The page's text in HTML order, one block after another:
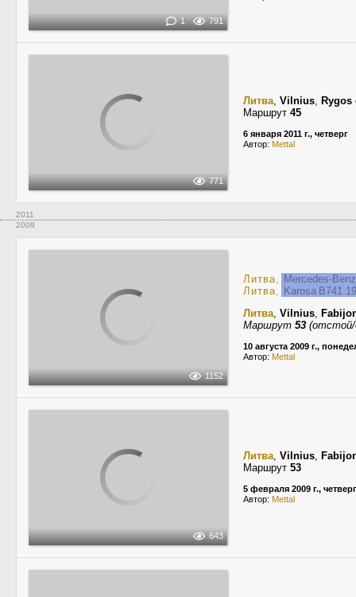
1 791
771
Литва, Vilnius, Rygos
Маршрут 45
6 января 2011 г., четверг
Автор: Mettal
2011
2009
1152
Литва, Mercedes-
Литва, Karosa
Литва, Vilnius,
Маршрут 53 (отстой/
10 августа 2009 г.,
Автор: Mettal
643
Литва, Vilnius,
Маршрут 53
5 февраля 2009 г., четверг
Автор: Mettal